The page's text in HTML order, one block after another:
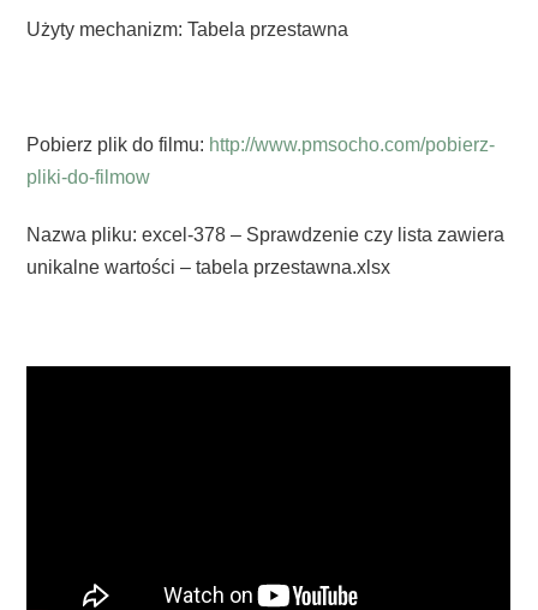
Użyty mechanizm: Tabela przestawna
Pobierz plik do filmu: http://www.pmsocho.com/pobierz-
pliki-do-filmow
Nazwa pliku: excel-378 – Sprawdzenie czy lista zawiera
unikalne wartości – tabela przestawna.xlsx